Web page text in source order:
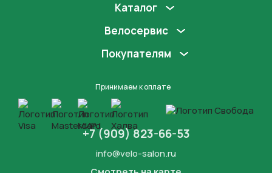
Каталог
Велосервис
Покупателям
Принимаем к оплате
+7 (909) 823-66-53
info@velo-salon.ru